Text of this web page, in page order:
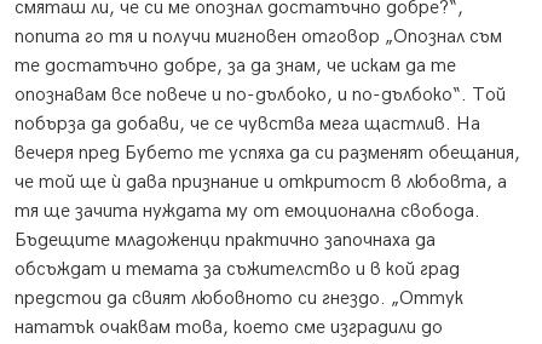
смяташ ли, че си ме опознал достатъчно добре?“,
попита го тя и получи мигновен отговор „Опознал съм
те достатъчно добре, за да знам, че искам да те
опознавам все повече и по-дълбоко, и по-дълбоко“. Той
побърза да добави, че се чувства мега щастлив. На
вечеря пред Бубето те успяха да си разменят обещания,
че той ще ѝ дава признание и откритост в любовта, а
тя ще зачита нуждата му от емоционална свобода.
Бъдещите младоженци практично започнаха да
обсъждат и темата за съжителство и в кой град
предстои да свият любовното си гнездо. „Оттук
нататък очаквам това, което сме изградили до